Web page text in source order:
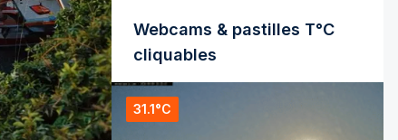
Webcams & pastilles T°C
cliquables
31.1°C